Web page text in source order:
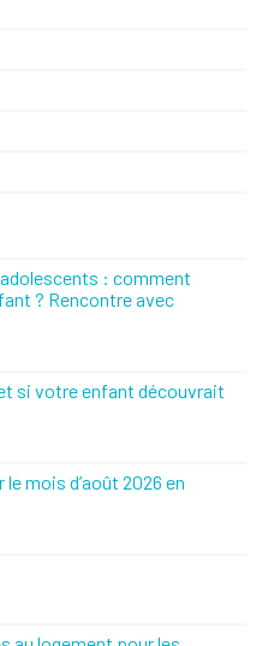
: comment
? Rencontre avec
si votre enfant découvrait
mois d’août 2026 en